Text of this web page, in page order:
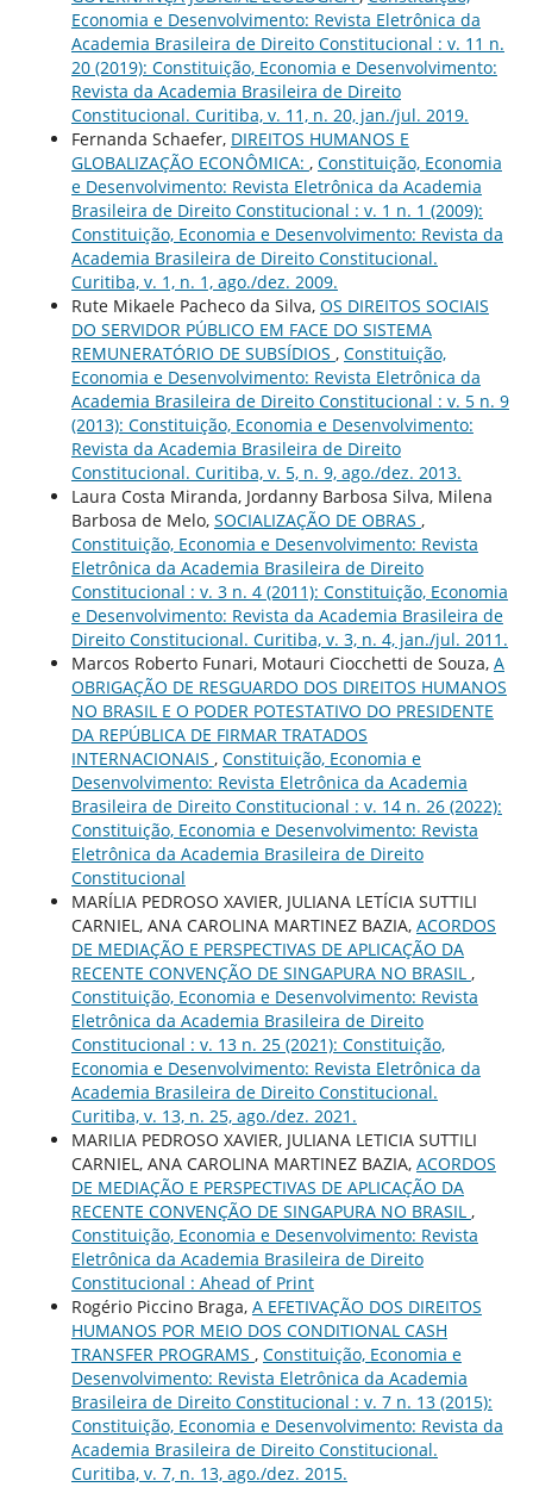
Economia e Desenvolvimento: Revista Eletrônica da
Academia Brasileira de Direito Constitucional : v. 11 n.
20 (2019): Constituição, Economia e Desenvolvimento:
Revista da Academia Brasileira de Direito
Constitucional. Curitiba, v. 11, n. 20, jan./jul. 2019.
Fernanda Schaefer, DIREITOS HUMANOS E
GLOBALIZAÇÃO ECONÔMICA: , Constituição, Economia
e Desenvolvimento: Revista Eletrônica da Academia
Brasileira de Direito Constitucional : v. 1 n. 1 (2009):
Constituição, Economia e Desenvolvimento: Revista da
Academia Brasileira de Direito Constitucional.
Curitiba, v. 1, n. 1, ago./dez. 2009.
Rute Mikaele Pacheco da Silva, OS DIREITOS SOCIAIS
DO SERVIDOR PÚBLICO EM FACE DO SISTEMA
REMUNERATÓRIO DE SUBSÍDIOS , Constituição,
Economia e Desenvolvimento: Revista Eletrônica da
Academia Brasileira de Direito Constitucional : v. 5 n. 9
(2013): Constituição, Economia e Desenvolvimento:
Revista da Academia Brasileira de Direito
Constitucional. Curitiba, v. 5, n. 9, ago./dez. 2013.
Laura Costa Miranda, Jordanny Barbosa Silva, Milena
Barbosa de Melo, SOCIALIZAÇÃO DE OBRAS ,
Constituição, Economia e Desenvolvimento: Revista
Eletrônica da Academia Brasileira de Direito
Constitucional : v. 3 n. 4 (2011): Constituição, Economia
e Desenvolvimento: Revista da Academia Brasileira de
Direito Constitucional. Curitiba, v. 3, n. 4, jan./jul. 2011.
Marcos Roberto Funari, Motauri Ciocchetti de Souza, A
OBRIGAÇÃO DE RESGUARDO DOS DIREITOS HUMANOS
NO BRASIL E O PODER POTESTATIVO DO PRESIDENTE
DA REPÚBLICA DE FIRMAR TRATADOS
INTERNACIONAIS , Constituição, Economia e
Desenvolvimento: Revista Eletrônica da Academia
Brasileira de Direito Constitucional : v. 14 n. 26 (2022):
Constituição, Economia e Desenvolvimento: Revista
Eletrônica da Academia Brasileira de Direito
Constitucional
MARÍLIA PEDROSO XAVIER, JULIANA LETÍCIA SUTTILI
CARNIEL, ANA CAROLINA MARTINEZ BAZIA, ACORDOS
DE MEDIAÇÃO E PERSPECTIVAS DE APLICAÇÃO DA
RECENTE CONVENÇÃO DE SINGAPURA NO BRASIL ,
Constituição, Economia e Desenvolvimento: Revista
Eletrônica da Academia Brasileira de Direito
Constitucional : v. 13 n. 25 (2021): Constituição,
Economia e Desenvolvimento: Revista Eletrônica da
Academia Brasileira de Direito Constitucional.
Curitiba, v. 13, n. 25, ago./dez. 2021.
MARILIA PEDROSO XAVIER, JULIANA LETICIA SUTTILI
CARNIEL, ANA CAROLINA MARTINEZ BAZIA, ACORDOS
DE MEDIAÇÃO E PERSPECTIVAS DE APLICAÇÃO DA
RECENTE CONVENÇÃO DE SINGAPURA NO BRASIL ,
Constituição, Economia e Desenvolvimento: Revista
Eletrônica da Academia Brasileira de Direito
Constitucional : Ahead of Print
Rogério Piccino Braga, A EFETIVAÇÃO DOS DIREITOS
HUMANOS POR MEIO DOS CONDITIONAL CASH
TRANSFER PROGRAMS , Constituição, Economia e
Desenvolvimento: Revista Eletrônica da Academia
Brasileira de Direito Constitucional : v. 7 n. 13 (2015):
Constituição, Economia e Desenvolvimento: Revista da
Academia Brasileira de Direito Constitucional.
Curitiba, v. 7, n. 13, ago./dez. 2015.